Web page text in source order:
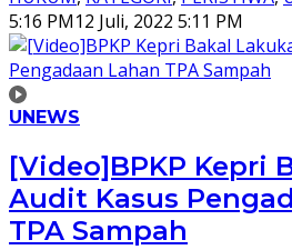
5:16 PM12 Juli, 2022 5:11 PM
UNEWS
[Video]BPKP Kepri
Audit Kasus
TPA Sampah